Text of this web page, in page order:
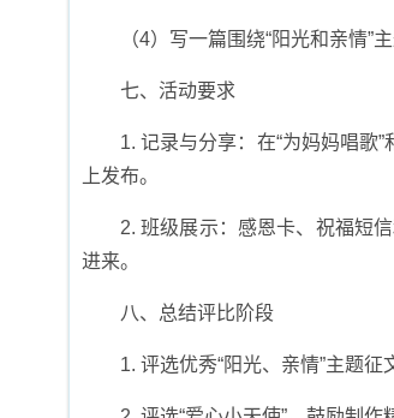
（4）写一篇围绕“阳光和亲情”
七、活动要求
1. 记录与分享：在“为妈妈唱歌
上发布。
2. 班级展示：感恩卡、祝福短
进来。
八、总结评比阶段
1. 评选优秀“阳光、亲情”主题